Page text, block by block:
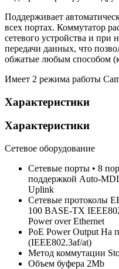
Поддерживает
всех портах. Коммутатор
сетевого устройства и при
передачи данных, что
обжатые любым способом
Имеет 2 режима работы
Характеристики
Характеристики
Сетевое оборудование
Сетевые порты • 8
поддержкой Auto-
Uplink
Сетевые протоколы
100 BASE-TX
Power over Ethernet
PoE Power Output На
(IEEE802.3af/at)
Метод коммутации
Объем буфера 2Mb